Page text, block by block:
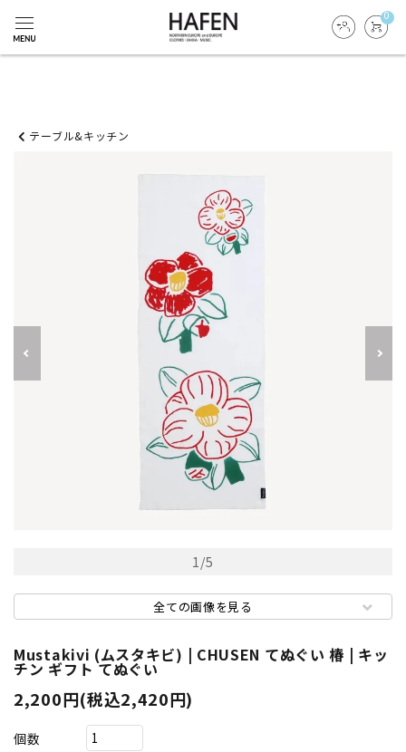
0
テーブル&キッチン
1/5
全ての画像を見る
Mustakivi (ムスタキビ) | CHUSEN てぬぐい 椿 | キッ
チン ギフト てぬぐい
2,200円(税込2,420円)
個数